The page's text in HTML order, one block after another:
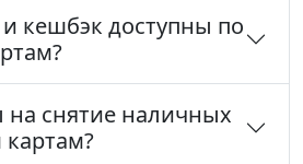
кешбэк доступны по
снятие наличных